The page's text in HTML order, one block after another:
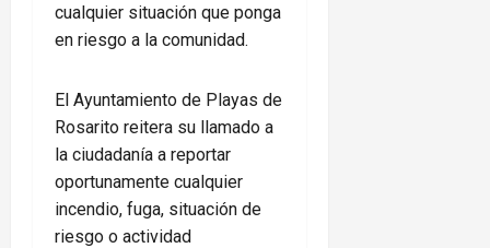
cualquier situación que ponga
en riesgo a la comunidad.
El Ayuntamiento de Playas de
Rosarito reitera su llamado a
la ciudadanía a reportar
oportunamente cualquier
incendio, fuga, situación de
riesgo o actividad